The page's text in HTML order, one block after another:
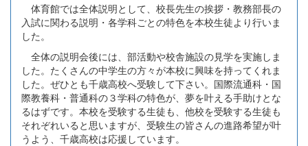
体育館では全体説明として、校長先生の挨拶・教務部長の
入試に関わる説明・各学科ごとの特色を本校生徒より行いま
した。
全体の説明会後には、部活動や校舎施設の見学を実施しま
した。たくさんの中学生の方々が本校に興味を持ってくれま
した。ぜひとも千歳高校へ受験して下さい。国際流通科・国
際教養科・普通科の３学科の特色が、夢を叶える手助けとな
るはずです。本校を受験する生徒も、他校を受験する生徒も
それぞれいると思いますが、受験生の皆さんの進路希望が叶
うよう、千歳高校は応援しています。